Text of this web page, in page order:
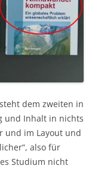
dem zweiten in
und Inhalt in nichts
und im Layout und
also für
Studium nicht